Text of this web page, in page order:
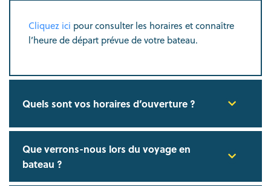
Cliquez ici pour consulter les horaires et connaître
l’heure de départ prévue de votre bateau.
Quels sont vos horaires d’ouverture ?
Que verrons-nous lors du voyage en
bateau ?